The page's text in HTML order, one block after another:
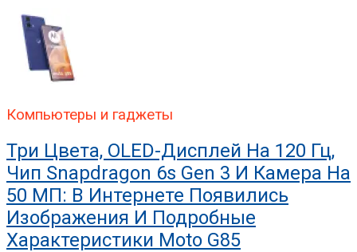
Компьютеры и гаджеты
Три Цвета, OLED-Дисплей На 120 Гц,
Чип Snapdragon 6s Gen 3 И Камера На
50 МП: В Интернете Появились
Изображения И Подробные
Характеристики Moto G85